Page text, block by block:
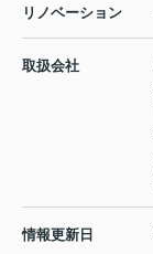
リノベーション
取扱会社
情報更新日